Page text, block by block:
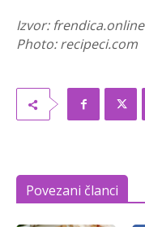
Izvor: frendica.online
Photo: recipeci.com
Povezani članci